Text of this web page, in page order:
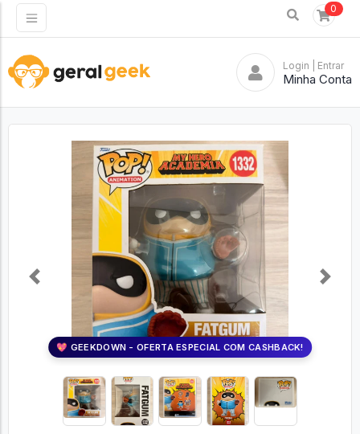
0
Login | Entrar
Minha Conta
💖 GEEKDOWN - OFERTA ESPECIAL COM CASHBACK!
Previous Next